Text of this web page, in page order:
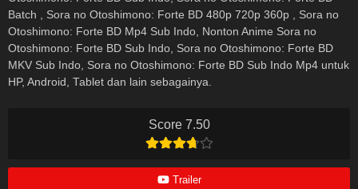
Score 7.50
Trailer
Batch , Sora no Otoshimono: Forte BD 480p 720p 360p , Sora no
Otoshimono: Forte BD Mp4 Sub Indo, Nonton Anime Sora no
Otoshimono: Forte BD Sub Indo, Sora no Otoshimono: Forte BD
MKV Sub Indo, Sora no Otoshimono: Forte BD Sub Indo Mp4 untuk
HP, Android, Tablet dan lain sebagainya.